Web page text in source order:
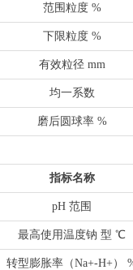
范围粒度 %
下限粒度 %
有效粒径 mm
均一系数
磨后圆球率 %
指标名称
pH 范围
最高使用温度钠 型 ℃
转型膨胀率（Na+-H+）